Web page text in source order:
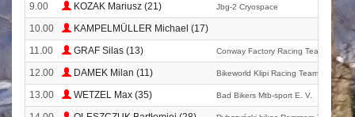
9.00 KOZAK Mariusz (21) Jbg-2 Cryospace
10.00
KAMPELMÜLLER Michael (17)
11.00
GRAF Silas (13) Conway Factory Racing Team With
12.00 DAMEK Milan (11) Bikeworld Klipi Racing Team
13.00 WETZEL Max (35) Bad Bikers Mtb-sport E. V.